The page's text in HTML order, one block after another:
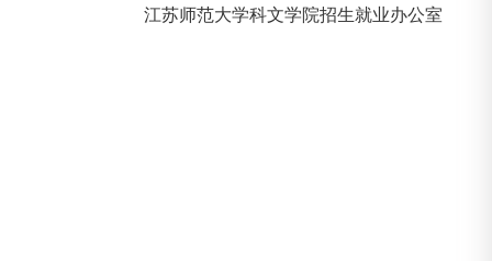
江苏师范大学科文学院招生就业办公室